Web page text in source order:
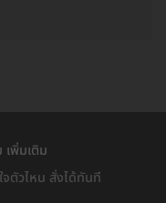
พิ่มเติม
ตัวไหน สั่งได้ทันที